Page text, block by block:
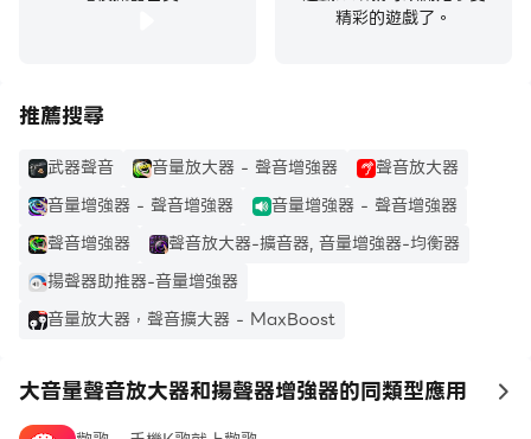
10％至100％。根據揚聲器和耳機的能力選擇最大允許的增
如果您喜歡有聲讀物、播客、廣播，那麼“揚聲器的大音量
增强器”應用將幫助您欣賞大聲的有聲讀物、大聲的播客和
大聲的廣播。如果您的安卓手機或安卓平板電腦的標準音量
不夠大，請下載揚聲器的大音量增強器，提高響度，使其高
於安卓設備上的標準音量。
下載“揚聲器的大音量增强器”後，您將得到什麼：
*標準的音樂音量增强器和音樂的高音量增强器；
*大幅度提高手機或平板電腦上的音頻和所有聲音；
*在安卓設備上大幅度提高視頻和電影的音量；
精彩的遊戲了。
推薦搜尋
武器聲音 音量放大器 - 聲音增強器
聲音放大器
音量增強器 - 聲音增強器
音量增強器 - 聲音增強器
聲音增強器
聲音放大器-擴音器, 音量增強器-均衡器
揚聲器助推器-音量增強器
音量放大器，聲音擴大器 - MaxBoost
大音量聲音放大器和揚聲器增強器的同類型應用 to